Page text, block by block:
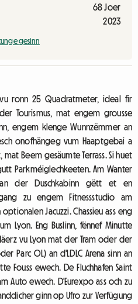
68 Joer
2023
gesinn
ronn 25 Quadratmeter, ideal fir
Tourismus, mat engem grousse
engem klenge Wunnzëmmer an
onofhängeg vum Haaptgebai a
Beem gesäumte Terrass. Si huet
Parkméiglechkeeten. Am Wanter
der Duschkabinn gëtt et en
zu engem Fitnessstudio am
Jacuzzi. Chassieu ass eng
Lyon. Eng Buslinn, fënnef Minutte
vu Lyon mat der Tram oder der
Parc OL) an d'LDLC Arena sinn an
Fouss ewech. De Fluchhafen Saint
Auto ewech. D'Eurexpo ass och zu
ginn op Ufro zur Verfügung